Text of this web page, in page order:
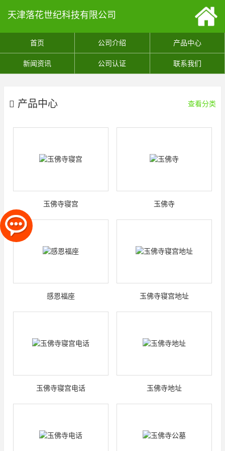
天津落花世纪科技有限公司
首页 公司介绍 产品中心
新闻资讯 公司认证 联系我们
产品中心 查看分类
玉佛寺寝宫 玉佛寺
感恩福座 玉佛寺寝宫地址
玉佛寺寝宫电话 玉佛寺地址